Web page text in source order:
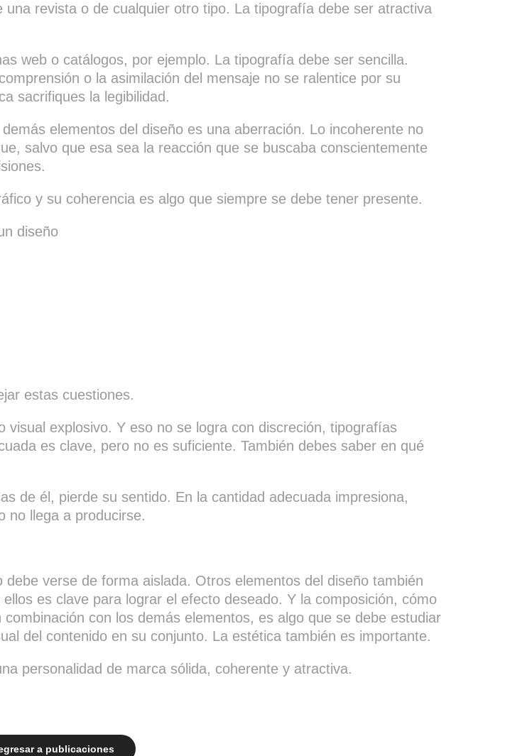
revista o de cualquier otro tipo. La tipografía debe ser atractiva
web o catálogos, por ejemplo. La tipografía debe ser sencilla.
o la asimilación del mensaje no se ralentice por su
sacrifiques la legibilidad.
elementos del diseño es una aberración. Lo incoherente no
salvo que esa sea la reacción que se buscaba conscientemente
y su coherencia es algo que siempre se debe tener presente.
diseño
estas cuestiones.
explosivo. Y eso no se logra con discreción, tipografías
es clave, pero no es suficiente. También debes saber en qué
de él, pierde su sentido. En la cantidad adecuada impresiona,
no llega a producirse.
verse de forma aislada. Otros elementos del diseño también
es clave para lograr el efecto deseado. Y la composición, cómo
con los demás elementos, es algo que se debe estudiar
del contenido en su conjunto. La estética también es importante.
personalidad de marca sólida, coherente y atractiva.
a publicaciones